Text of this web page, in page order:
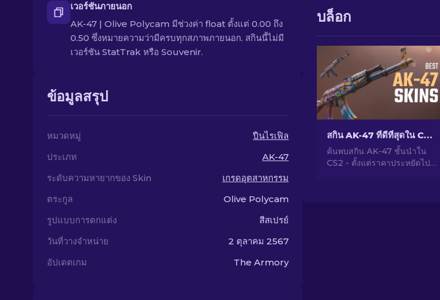
เวอร์ชันภายนอก
AK-47 | Olive Polycam มีช่วงค่า float ตั้งแต่ 0.00 ถึง
0.50 ซึ่งหมายความว่ามีครบทุกสภาพภายนอก. สกินนี้ไม่มี
เวอร์ชัน StatTrak หรือ Souvenir.
ข้อมูลสรุป
หมวดหมู่
ปืนไรเฟิล
ประเภท
AK-47
ระดับความหายากของ Skin
เกรดอุตสาหกรรม
ตระกูล
Olive Polycam
รูปแบบการตกแต่ง
สีสเปรย์
วันที่วางจำหน่าย
2 ตุลาคม 2567
อัปเดตเกม
The Armory
บล็อก
สกิน AK-47 ที่ดีที่สุดใน CS2: ตั้งแต่ถูกไปจนถึงแพง
ค้นพบสกิน AK-47 ชั้นนำใน
CS2 - ตั้งแต่ราคาประหยัดไป